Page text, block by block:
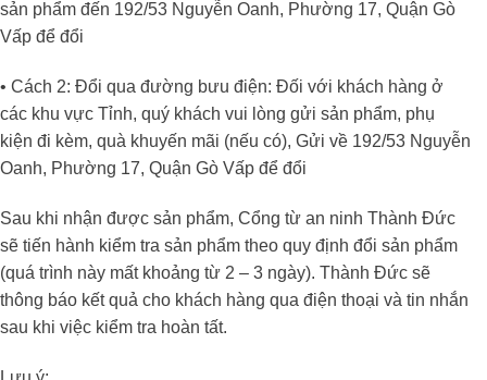
sản phẩm đến 192/53 Nguyễn Oanh, Phường 17, Quận Gò
Vấp để đổi
• Cách 2: Đổi qua đường bưu điện: Đối với khách hàng ở
các khu vực Tỉnh, quý khách vui lòng gửi sản phẩm, phụ
kiện đi kèm, quà khuyến mãi (nếu có), Gửi về 192/53 Nguyễn
Oanh, Phường 17, Quận Gò Vấp để đổi
Sau khi nhận được sản phẩm, Cổng từ an ninh Thành Đức
sẽ tiến hành kiểm tra sản phẩm theo quy định đổi sản phẩm
(quá trình này mất khoảng từ 2 – 3 ngày). Thành Đức sẽ
thông báo kết quả cho khách hàng qua điện thoại và tin nhắn
sau khi việc kiểm tra hoàn tất.